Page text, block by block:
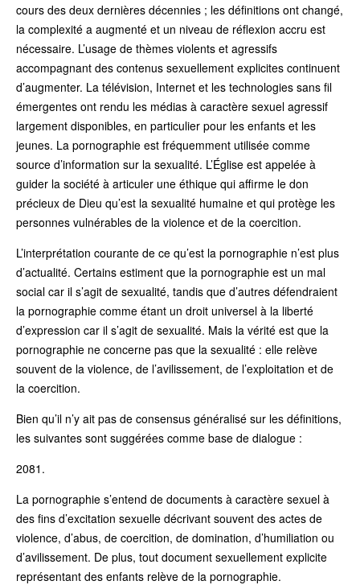
cours des deux dernières décennies ; les définitions ont changé,
la complexité a augmenté et un niveau de réflexion accru est
nécessaire. L’usage de thèmes violents et agressifs
accompagnant des contenus sexuellement explicites continuent
d’augmenter. La télévision, Internet et les technologies sans fil
émergentes ont rendu les médias à caractère sexuel agressif
largement disponibles, en particulier pour les enfants et les
jeunes. La pornographie est fréquemment utilisée comme
source d’information sur la sexualité. L’Église est appelée à
guider la société à articuler une éthique qui affirme le don
précieux de Dieu qu’est la sexualité humaine et qui protège les
personnes vulnérables de la violence et de la coercition.
L’interprétation courante de ce qu’est la pornographie n’est plus
d’actualité. Certains estiment que la pornographie est un mal
social car il s’agit de sexualité, tandis que d’autres défendraient
la pornographie comme étant un droit universel à la liberté
d’expression car il s’agit de sexualité. Mais la vérité est que la
pornographie ne concerne pas que la sexualité : elle relève
souvent de la violence, de l’avilissement, de l’exploitation et de
la coercition.
Bien qu’il n’y ait pas de consensus généralisé sur les définitions,
les suivantes sont suggérées comme base de dialogue :
2081.
La pornographie s’entend de documents à caractère sexuel à
des fins d’excitation sexuelle décrivant souvent des actes de
violence, d’abus, de coercition, de domination, d’humiliation ou
d’avilissement. De plus, tout document sexuellement explicite
représentant des enfants relève de la pornographie.